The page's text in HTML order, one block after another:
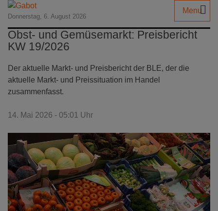
Donnerstag, 6. August 2026
Menu
Obst- und Gemüsemarkt: Preisbericht
KW 19/2026
Der aktuelle Markt- und Preisbericht der BLE, der die
aktuelle Markt- und Preissituation im Handel
zusammenfasst.
14. Mai 2026 - 05:01 Uhr